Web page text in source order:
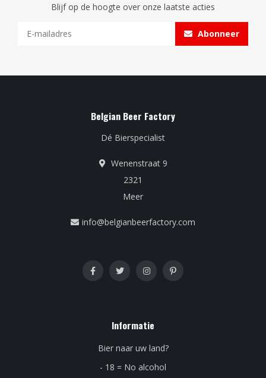
Blijf op de hoogte over onze laatste acties
Abonneer
Belgian Beer Factory
Dé Bierspecialist
Wenenstraat 9
2321
Meer
info@belgianbeerfactory.com
Informatie
Bier naar uw land?
- 18 = No alcohol